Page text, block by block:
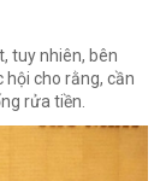
tuy nhiên, bên
cho rằng, cần
rửa tiền.